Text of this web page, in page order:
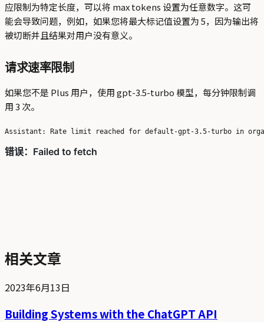
应限制为特定长度，可以将 max tokens 设置为任意数字。这可
能会导致问题，例如，如果您将最大标记值设置为 5，因为输出将
被切断并且结果对用户没有意义。
请求速率限制
如果您不是 Plus 用户，使用 gpt-3.5-turbo 模型，每分钟限制调
用 3 次。
相关文章
2023年6月13日
Building Systems with the ChatGPT API